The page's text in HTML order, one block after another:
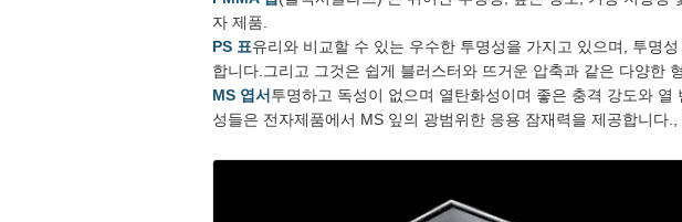
자 제품.
PS 표유리와 비교할 수 있는 우수한 투명성을 가지고 있으며, 투명
합니다.그리고 그것은 쉽게 블러스터와 뜨거운 압축과 같은 다양한
MS 엽서 투명하고 독성이 없으며 열탄화성이며 좋은 충격 강도와
성들은 전자제품에서 MS 잎의 광범위한 응용 잠재력을 제공합니다